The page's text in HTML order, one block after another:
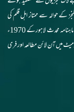
کے حوالہ سے ممتاز اہل قلم کی
نگارشات پیش کرنا اس رسالہ کا طرہ امتیاز ہے. اس ویب سائٹ پر ماہنامہ محدث لاہورکے 1970ء
میں آن لائن مطالعہ اور فری